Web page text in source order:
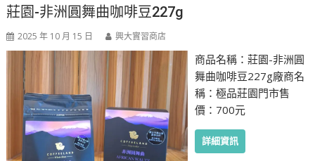
莊園-非洲圓舞曲咖啡豆227g
2025 年 10 月 15 日 興大實習商店
商品名稱：莊園-非洲圓
舞曲咖啡豆227g廠商名
稱：極品莊園門市售
價：700元
詳細資訊